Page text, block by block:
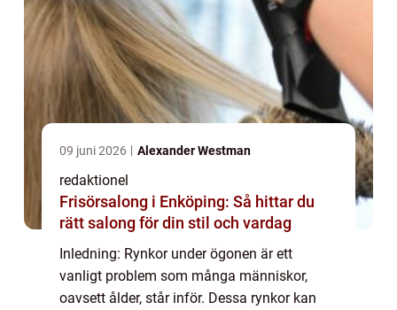
09 juni 2026 Alexander Westman
redaktionel
Frisörsalong i Enköping: Så hittar du
rätt salong för din stil och vardag
Inledning: Rynkor under ögonen är ett
vanligt problem som många människor,
oavsett ålder, står inför. Dessa rynkor kan